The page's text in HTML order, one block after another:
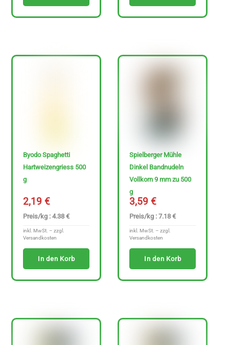
Byodo Spaghetti
Hartweizengriess 500
g
2,19€
Preis/kg : 4.38 €
inkl. MwSt. – zzgl.
Versandkosten
In den Korb
Spielberger Mühle
Dinkel Bandnudeln
Vollkorn 9 mm zu 500
g
3,59€
Preis/kg : 7.18 €
inkl. MwSt. – zzgl.
Versandkosten
In den Korb